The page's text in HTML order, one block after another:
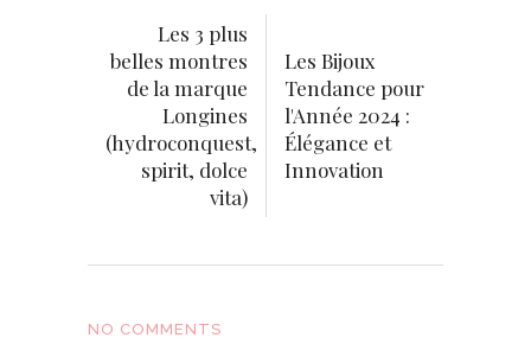
Les 3 plus
belles montres
de la marque
Longines
(hydroconquest,
spirit, dolce
vita)
Les Bijoux
Tendance pour
l'Année 2024 :
Élégance et
Innovation
NO COMMENTS